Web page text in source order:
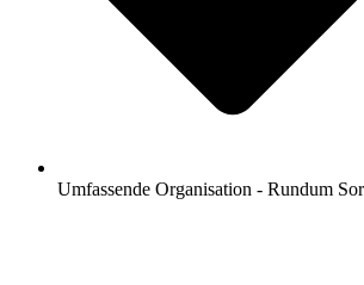
Umfassende Organisation - Rundum